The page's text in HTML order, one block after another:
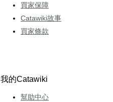
買家保障
Catawiki故事
買家條款
我的Catawiki
幫助中心